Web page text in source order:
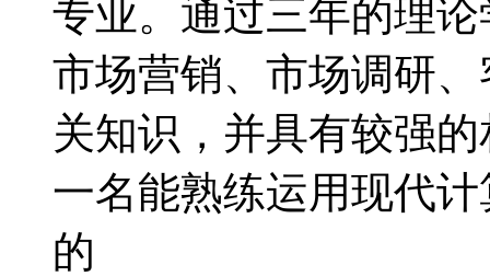
专业。通过三年的理
市场营销、市场调研
关知识，并具有较强
一名能熟练运用现代
的